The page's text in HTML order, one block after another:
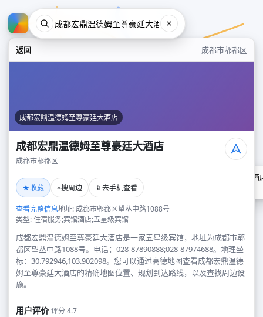
返回 成都市郫都区
成都宏鼎温德姆至尊豪廷大酒店
成都宏鼎温德姆至尊豪廷大酒店
成都市郫都区
★收藏 ⌖搜周边 📱 去手机查看
查看完整信息地址: 成都市郫都区望丛中路1088号
类型: 住宿服务;宾馆酒店;五星级宾馆
成都宏鼎温德姆至尊豪廷大酒店是一家五星级宾馆，地址为成都市郫
都区望丛中路1088号。电话：028-87890888;028-87974688。地理坐
标：30.792946,103.902098。您可以通过高德地图查看成都宏鼎温德
姆至尊豪廷大酒店的精确地图位置、规划到达路线，以及查找周边设
施。
用户评价评分 4.7
成都宏鼎温德姆至尊豪廷大酒